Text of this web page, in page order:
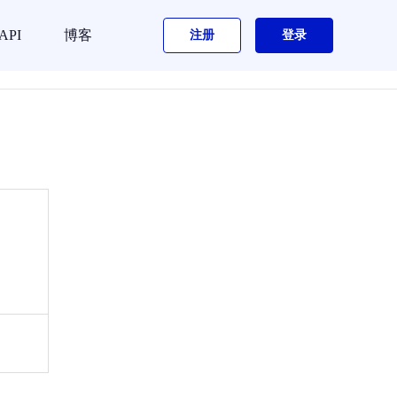
博客 注册 登录